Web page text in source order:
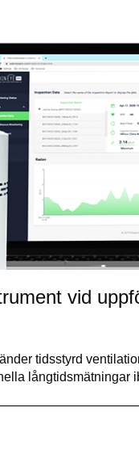
vid
tidsstyrd
långtidsmätningar